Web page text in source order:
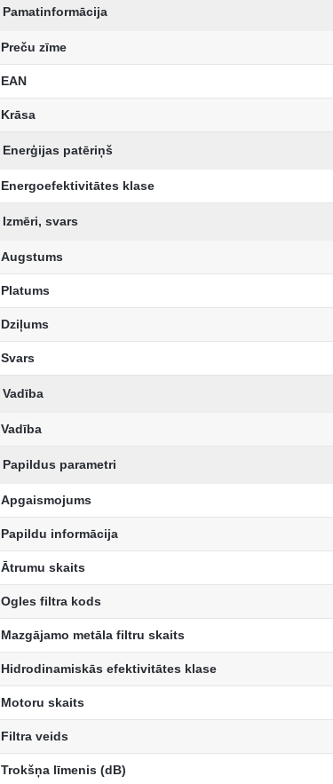
Pamatinformācija
Preču zīme
EAN
Krāsa
Enerģijas patēriņš
Energoefektivitātes klase
Izmēri, svars
Augstums
Platums
Dziļums
Svars
Vadība
Vadība
Papildus parametri
Apgaismojums
Papildu informācija
Ātrumu skaits
Ogles filtra kods
Mazgājamo metāla filtru skaits
Hidrodinamiskās efektivitātes klase
Motoru skaits
Filtra veids
Trokšņa līmenis (dB)